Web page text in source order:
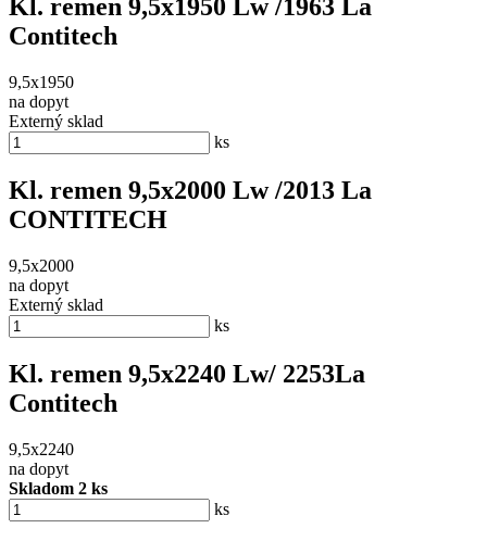
Kl. remen 9,5x1950 Lw /1963 La
Contitech
9,5x1950
na dopyt
Externý sklad
ks
Kl. remen 9,5x2000 Lw /2013 La
CONTITECH
9,5x2000
na dopyt
Externý sklad
ks
Kl. remen 9,5x2240 Lw/ 2253La
Contitech
9,5x2240
na dopyt
Skladom 2 ks
ks